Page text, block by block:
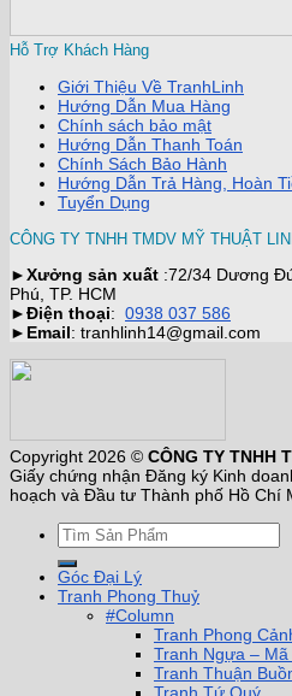
Hỗ Trợ Khách Hàng
Giới Thiệu Về TranhLinh
Hướng Dẫn Mua Hàng
Chính sách bảo mật
Hướng Dẫn Thanh Toán
Chính Sách Bảo Hành
Hướng Dẫn Trả Hàng, Hoàn
Tuyển Dụng
CÔNG TY TNHH TMDV MỸ THUẬT
►Xưởng sản xuất :72/34 Dương
Phú, TP. HCM
►Điện thoại: 0938 037 586
► Email: tranhlinh14@gmail.com
Copyright 2026 © CÔNG TY TNHH
Giấy chứng nhận Đăng ký Kinh
hoạch và Đầu tư Thành phố Hồ Chí
Góc Đại Lý
Tranh Phong Thuỷ
#Column
Tranh Phong
Tranh Ngựa –
Tranh Thuận
Tranh Tứ Quý